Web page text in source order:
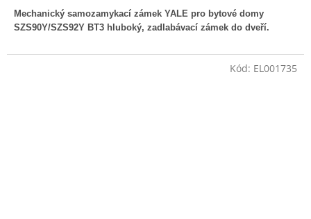
Mechanický samozamykací zámek YALE pro bytové domy
SZS90Y/SZS92Y BT3 hluboký, zadlabávací zámek do dveří.
Kód: EL001735